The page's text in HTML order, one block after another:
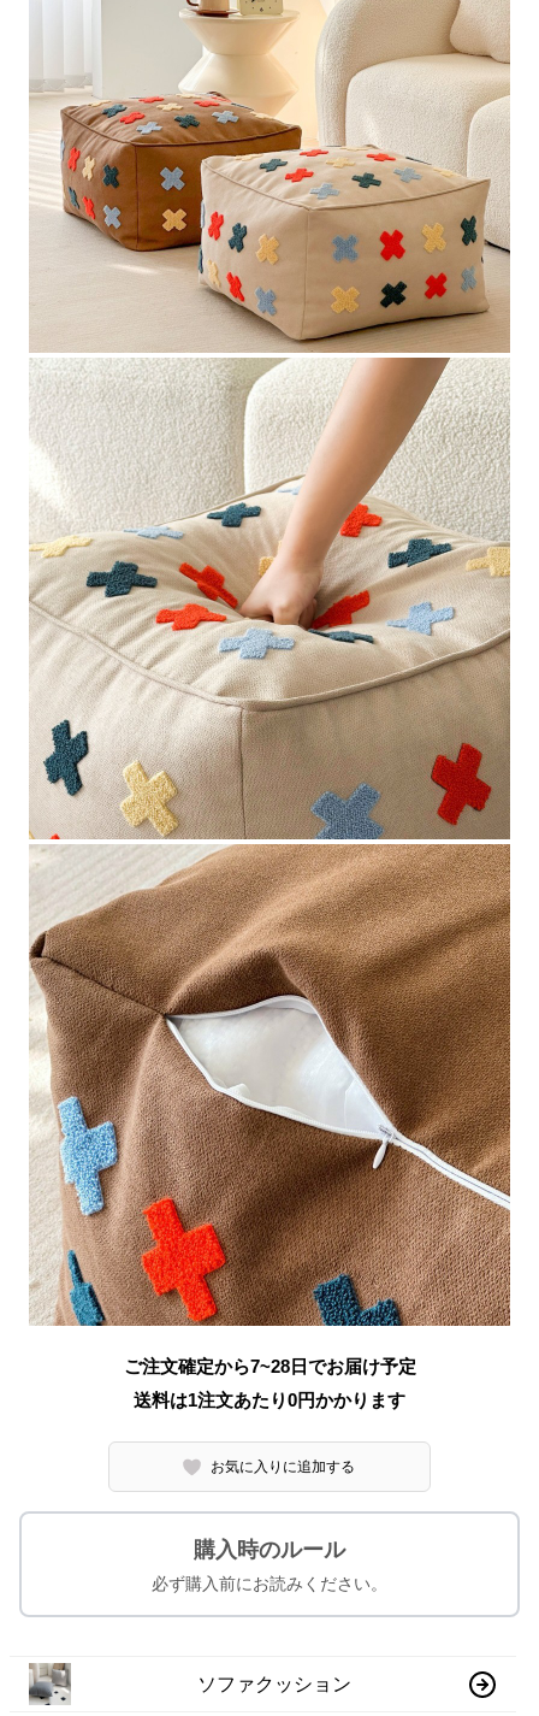
ご注文確定から7~28日でお届け予定
送料は1注文あたり0円かかります
お気に入りに追加する
購入時のルール
必ず購入前にお読みください。
ソファクッション